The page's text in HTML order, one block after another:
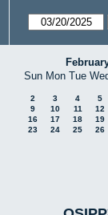
Sun Mon Tue
2 3 4
5
9
10 11
12
16
17 18
19
23
24 25 26